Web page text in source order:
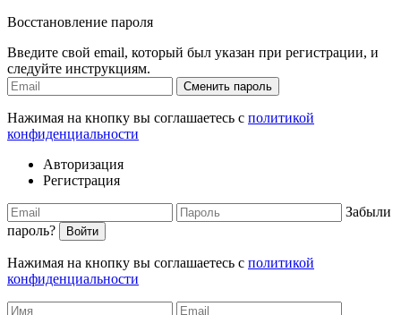
Восстановление пароля
Введите свой email, который был указан при регистрации, и
следуйте инструкциям.
Сменить пароль
Нажимая на кнопку вы соглашаетесь с политикой
конфиденциальности
Авторизация
Регистрация
Забыли
пароль?
Войти
Нажимая на кнопку вы соглашаетесь с политикой
конфиденциальности